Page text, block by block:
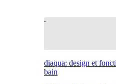
diaqua: design et
bain